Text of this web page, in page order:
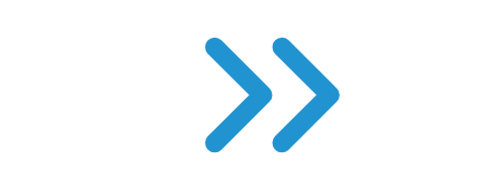
Diskrete Wohnungsauflösung mit Rücksicht auf